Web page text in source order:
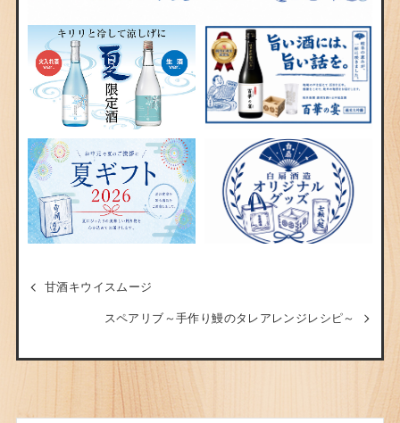
甘酒キウイスムージ
スペアリブ～手作り鰻のタレアレンジレシピ～